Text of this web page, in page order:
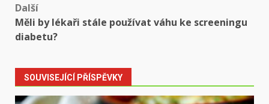
Další
Měli by lékaři stále používat váhu ke screeningu
diabetu?
SOUVISEJÍCÍ PŘÍSPĚVKY